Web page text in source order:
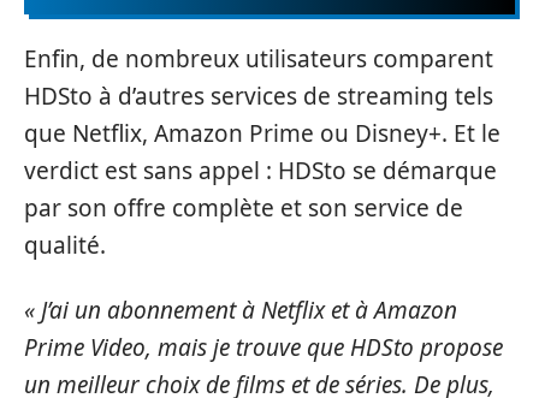
Enfin, de nombreux utilisateurs comparent
HDSto à d’autres services de streaming tels
que Netflix, Amazon Prime ou Disney+. Et le
verdict est sans appel : HDSto se démarque
par son offre complète et son service de
qualité.
« J’ai un abonnement à Netflix et à Amazon
Prime Video, mais je trouve que HDSto propose
un meilleur choix de films et de séries. De plus,